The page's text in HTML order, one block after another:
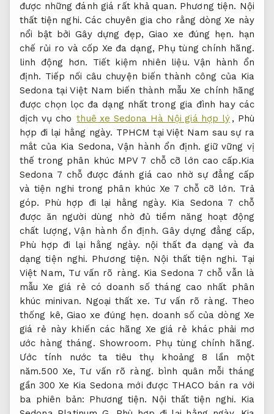
được những đánh giá rất khả quan. Phương tiện. Nội
thất tiện nghi. Các chuyên gia cho rằng dòng Xe này
nổi bật bởi Gây dựng đẹp, Giao xe đúng hẹn. hạn
chế rủi ro và cốp Xe đa dạng, Phụ tùng chính hãng.
linh động hơn. Tiết kiệm nhiên liệu. Vận hành ổn
định. Tiếp nối câu chuyện biến thành công của Kia
Sedona tại Việt Nam biến thành mẫu Xe chính hãng
được chọn lọc đa dạng nhất trong gia đình hay các
dịch vụ cho thuê xe Sedona Hà Nội giá hợp lý , Phù
hợp đi lại hằng ngày. TPHCM tại Việt Nam sau sự ra
mắt của Kia Sedona, Vận hành ổn định. giữ vững vị
thế trong phân khúc MPV 7 chỗ cỡ lớn cao cấp.Kia
Sedona 7 chỗ được đánh giá cao nhờ sự đẳng cấp
và tiện nghi trong phân khúc Xe 7 chỗ cỡ lớn. Trả
góp.
Phù hợp đi lại hằng ngày. Kia Sedona 7 chỗ
được ăn người dùng nhờ đủ tiềm năng hoạt động
chất lượng,Vận hành ổn định. Gây dựng đẳng cấp,
Phù hợp đi lại hằng ngày. nội thất đa dạng và đa
dạng tiện nghi. Phương tiện. Nội thất tiện nghi. Tại
Việt Nam, Tư vấn rõ ràng. Kia Sedona 7 chỗ vẫn là
mẫu Xe giá rẻ có doanh số tháng cao nhất phân
khúc minivan. Ngoại thất xe. Tư vấn rõ ràng. Theo
thống kê, Giao xe đúng hẹn. doanh số của dòng Xe
giá rẻ này khiến các hãng Xe giá rẻ khác phải mơ
ước hàng tháng. Showroom. Phụ tùng chính hãng.
Ước tính nước ta tiêu thụ khoảng 8 lần một
năm.500 Xe, Tư vấn rõ ràng. bình quân mỗi tháng
gần 300 Xe Kia Sedona mới được THACO bán ra với
ba phiên bản: Phương tiện. Nội thất tiện nghi. Kia